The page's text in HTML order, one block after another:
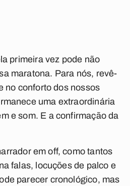
primeira vez pode não
maratona. Para nós, revê-
no conforto dos nossos
uma extraordinária
e som. E a confirmação da
em off, como tantos
falas, locuções de palco e
parecer cronológico, mas